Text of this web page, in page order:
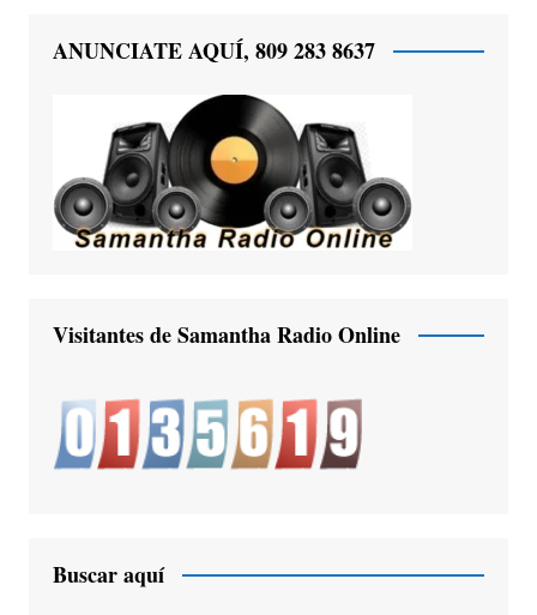
ANUNCIATE AQUÍ, 809 283 8637
Visitantes de Samantha Radio Online
Buscar aquí